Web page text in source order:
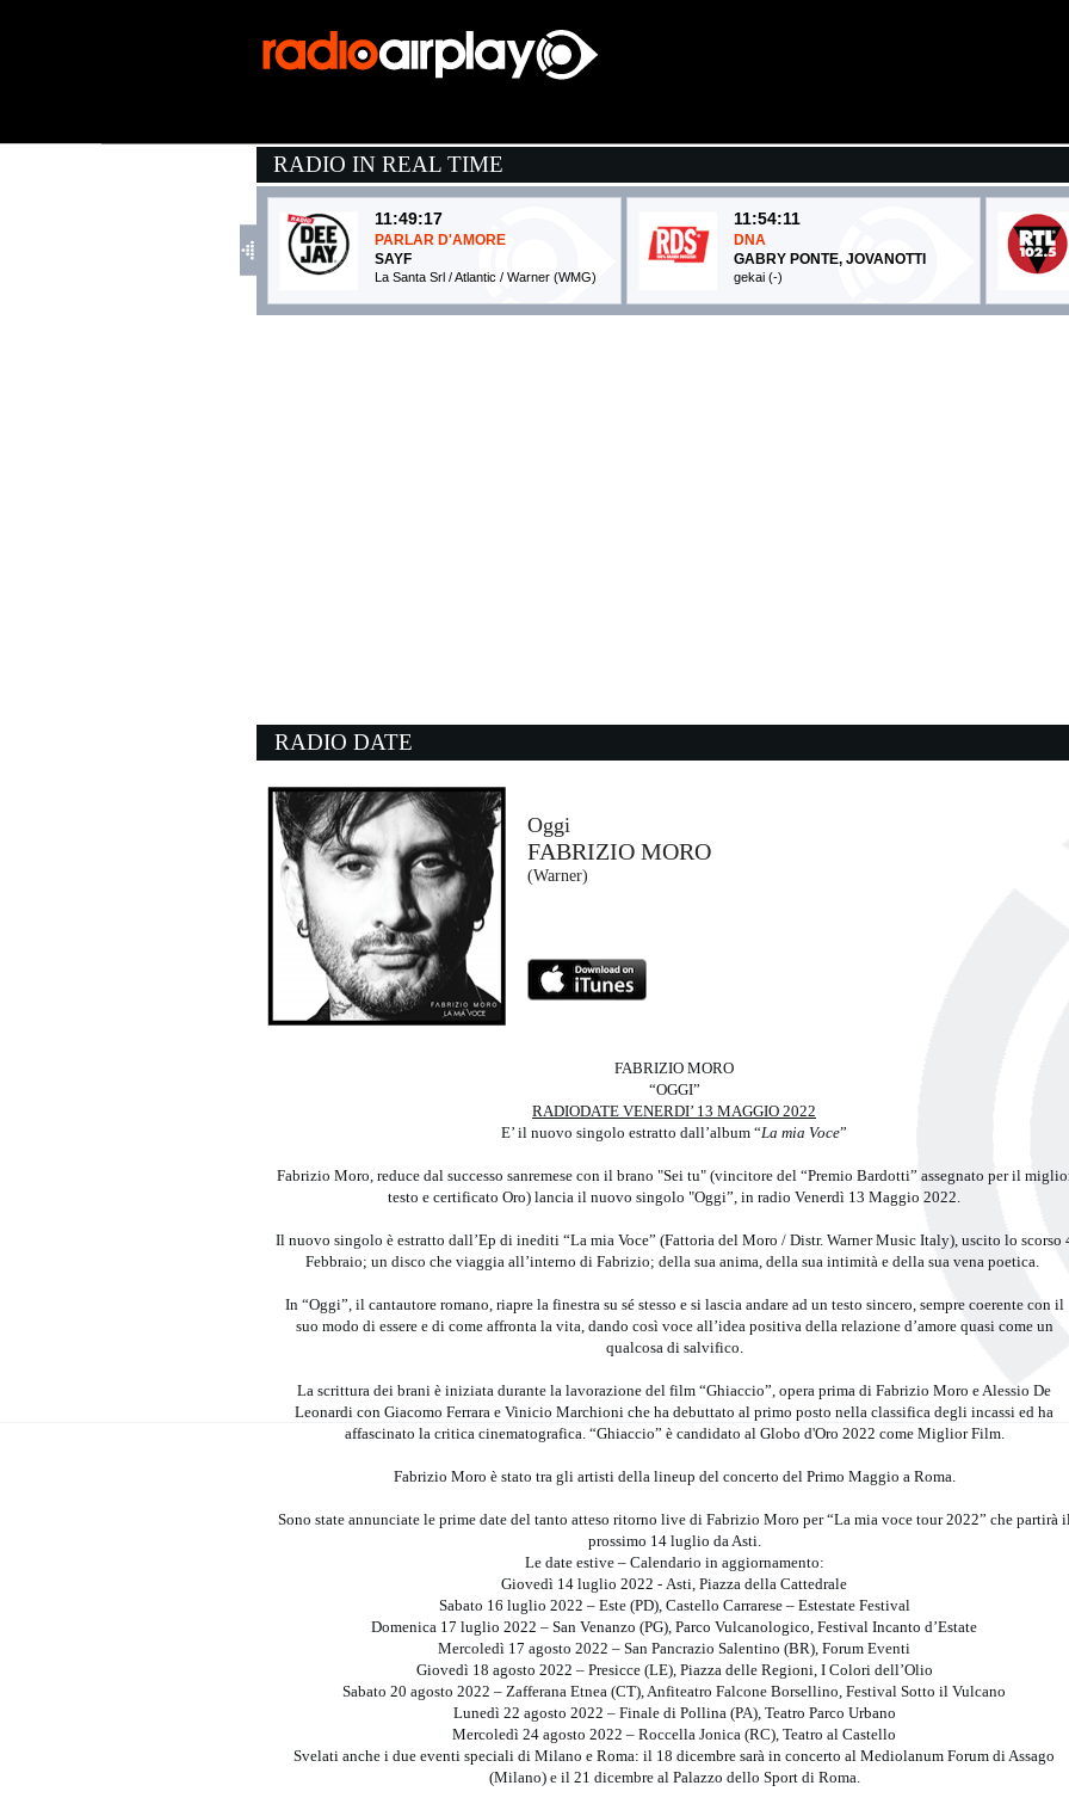
RADIO IN REAL TIME
11:49:17
PARLAR D'AMORE
SAYF
La Santa Srl / Atlantic / Warner (WMG)
11:54:11
DNA
GABRY PONTE, JOVANOTTI
gekai (-)
RADIO DATE
Oggi
FABRIZIO MORO
(Warner)
FABRIZIO MORO
“OGGI”
RADIODATE VENERDI’ 13 MAGGIO 2022
E’ il nuovo singolo estratto dall’album “La mia Voce”
Fabrizio Moro, reduce dal successo sanremese con il brano "Sei tu" (vincitore del “Premio Bardotti” assegnato per il
testo e certificato Oro) lancia il nuovo singolo "Oggi”, in radio Venerdì 13 Maggio 2022.
Il nuovo singolo è estratto dall’Ep di inediti “La mia Voce” (Fattoria del Moro / Distr. Warner Music Italy), uscito lo scorso
Febbraio; un disco che viaggia all’interno di Fabrizio; della sua anima, della sua intimità e della sua vena poetica.
In “Oggi”, il cantautore romano, riapre la finestra su sé stesso e si lascia andare ad un testo sincero, sempre coerente con il
suo modo di essere e di come affronta la vita, dando così voce all’idea positiva della relazione d’amore quasi come un
qualcosa di salvifico.
La scrittura dei brani è iniziata durante la lavorazione del film “Ghiaccio”, opera prima di Fabrizio Moro e Alessio De
Leonardi con Giacomo Ferrara e Vinicio Marchioni che ha debuttato al primo posto nella classifica degli incassi ed ha
affascinato la critica cinematografica. “Ghiaccio” è candidato al Globo d'Oro 2022 come Miglior Film.
Fabrizio Moro è stato tra gli artisti della lineup del concerto del Primo Maggio a Roma.
Sono state annunciate le prime date del tanto atteso ritorno live di Fabrizio Moro per “La mia voce tour 2022” che partirà
prossimo 14 luglio da Asti.
Le date estive – Calendario in aggiornamento:
Giovedì 14 luglio 2022 - Asti, Piazza della Cattedrale
Sabato 16 luglio 2022 – Este (PD), Castello Carrarese – Estestate Festival
Domenica 17 luglio 2022 – San Venanzo (PG), Parco Vulcanologico, Festival Incanto d’Estate
Mercoledì 17 agosto 2022 – San Pancrazio Salentino (BR), Forum Eventi
Giovedì 18 agosto 2022 – Presicce (LE), Piazza delle Regioni, I Colori dell’Olio
Sabato 20 agosto 2022 – Zafferana Etnea (CT), Anfiteatro Falcone Borsellino, Festival Sotto il Vulcano
Lunedì 22 agosto 2022 – Finale di Pollina (PA), Teatro Parco Urbano
Mercoledì 24 agosto 2022 – Roccella Jonica (RC), Teatro al Castello
Svelati anche i due eventi speciali di Milano e Roma: il 18 dicembre sarà in concerto al Mediolanum Forum di Assago
(Milano) e il 21 dicembre al Palazzo dello Sport di Roma.